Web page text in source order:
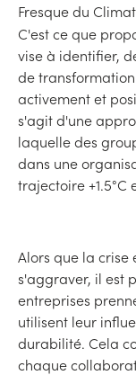
Fresque du
C'est ce que
vise à identifier,
de
activement et
s'agit d'une
laquelle des
dans une
trajectoire +1.5°C
Alors que la crise
s'aggraver, il est
entreprises
utilisent leur
durabilité. Cela
chaque